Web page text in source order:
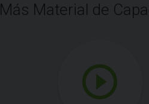
Más Material de